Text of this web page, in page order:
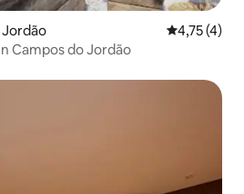
Jordão 4,75 av 5 i
4,75 (4)
Campos do Jordão